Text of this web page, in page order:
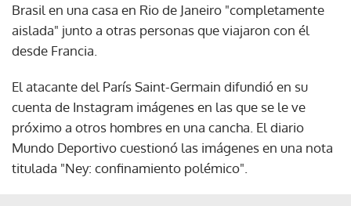
Brasil en una casa en Rio de Janeiro "completamente
aislada" junto a otras personas que viajaron con él
desde Francia.
El atacante del París Saint-Germain difundió en su
cuenta de Instagram imágenes en las que se le ve
próximo a otros hombres en una cancha. El diario
Mundo Deportivo cuestionó las imágenes en una nota
titulada "Ney: confinamiento polémico".